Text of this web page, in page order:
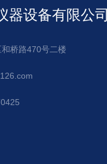
器设备有限公司
桥路470号二楼